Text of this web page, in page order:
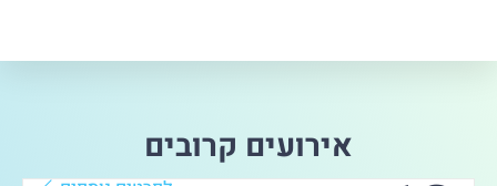
לפריודונטיה ואוסאואינטגרציה
אירועים קרובים